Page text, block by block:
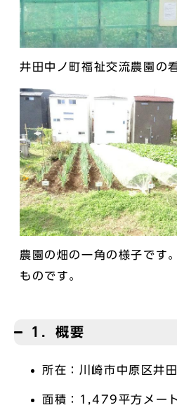
井田中ノ町福祉交流農園の
農園の畑の一角の様子です
ものです。
1．概要
所在：川崎市中原区井
面積：1,479平方メー